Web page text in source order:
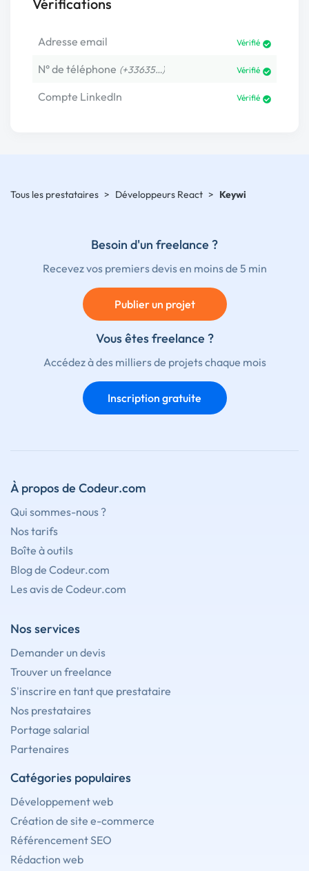
Vérifications
Adresse email Vérifié
N° de téléphone (+33635…) Vérifié
Compte LinkedIn Vérifié
Tous les prestataires > Développeurs React > Keywi
Besoin d'un freelance ?
Recevez vos premiers devis en moins de 5 min
Publier un projet
Vous êtes freelance ?
Accédez à des milliers de projets chaque mois
Inscription gratuite
À propos de Codeur.com
Qui sommes-nous ?
Nos tarifs
Boîte à outils
Blog de Codeur.com
Les avis de Codeur.com
Nos services
Demander un devis
Trouver un freelance
S'inscrire en tant que prestataire
Nos prestataires
Portage salarial
Partenaires
Catégories populaires
Développement web
Création de site e-commerce
Référencement SEO
Rédaction web